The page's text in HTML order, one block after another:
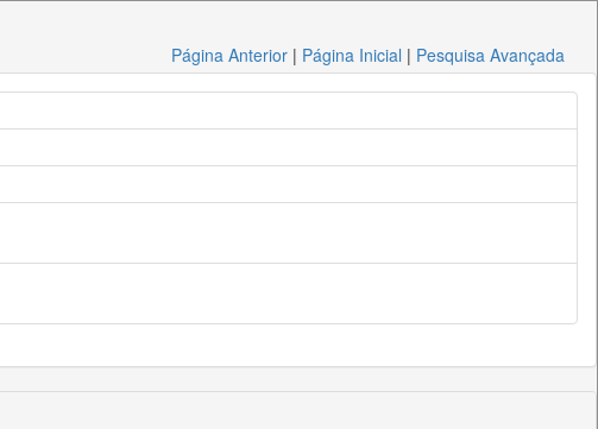
Página Anterior | Página Inicial | Pesquisa Avançada